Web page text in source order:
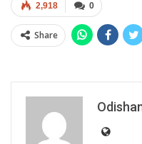
0
2,918
Share